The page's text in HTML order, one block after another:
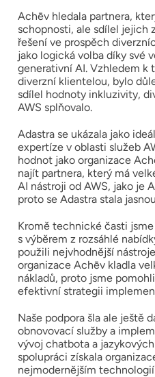
Achēv hledala partnera,
schopnosti, ale sdílel jejich
řešení ve prospěch
jako logická volba díky své
generativní AI. Vzhledem k
diverzní klientelou, bylo
sdílel hodnoty inkluzivity,
AWS splňovalo.
Adastra se ukázala jako
expertíze v oblasti služeb
hodnot jako organizace
najít partnera, který má
AI nástroji od AWS, jako je
proto se Adastra stala
Kromě technické časti
s výběrem z rozsáhlé
použili nejvhodnější
organizace Achēv kladla
nákladů, proto jsme
efektivní strategii
Naše podpora šla ale ještě
obnovovací služby a
vývoj chatbota a
spolupráci získala
nejmodernějším